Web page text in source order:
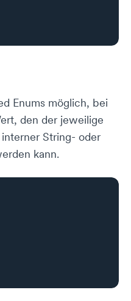
Enums möglich, bei
den der jeweilige
String- oder
kann.